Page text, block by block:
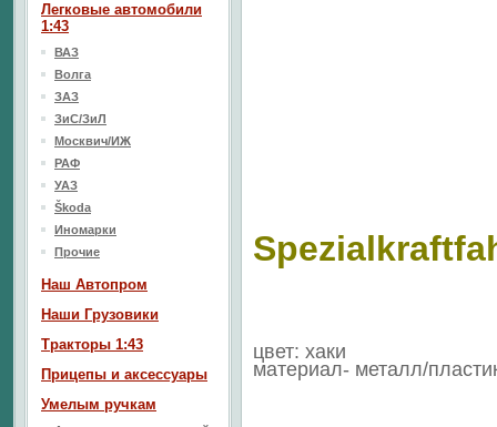
цвет: хаки
материал- металл/
Легковые автомобили
1:43
ВАЗ
Волга
ЗАЗ
ЗиС/ЗиЛ
Москвич/ИЖ
РАФ
УАЗ
Škoda
Иномарки
Прочие
Наш Aвтопром
Наши Грузовики
Тракторы 1:43
Прицепы и аксессуары
Умелым ручкам